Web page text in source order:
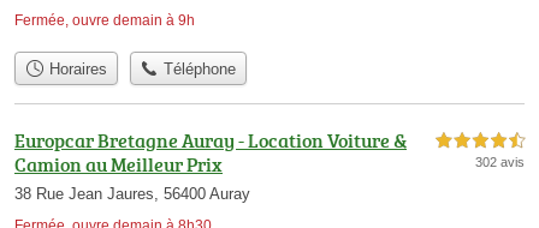
Fermée, ouvre demain à 9h
Horaires Téléphone
Europcar Bretagne Auray - Location Voiture &
Camion au Meilleur Prix
38 Rue Jean Jaures, 56400 Auray
4,5 étoiles sur 5
302 avis